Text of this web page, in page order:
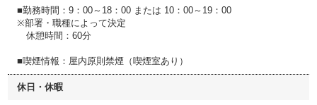
■勤務時間：9：00～18：00 または 10：00～19：00
※部署・職種によって決定
休憩時間：60分
■喫煙情報：屋内原則禁煙（喫煙室あり）
休日・休暇